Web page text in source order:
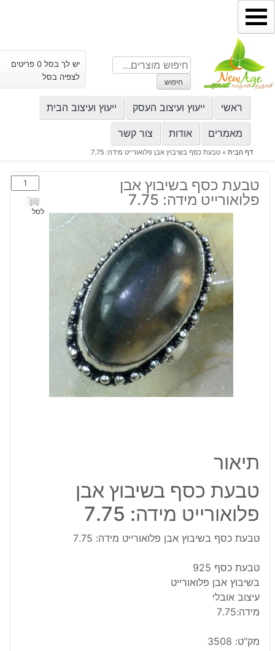
דילוג
לתוכן
חיפוש
עבור:
חיפוש
יש לך בסל 0 פריטים
לצפיה בסל
ראשי ייעוץ ועיצוב העסק ייעוץ ועיצוב הבית
מאמרים אודות צור קשר
דף הבית» טבעת כסף בשיבוץ אבן פלואורייט מידה: 7.75
טבעת כסף בשיבוץ אבן
פלואורייט מידה: 7.75
כמות
של
טבעת
לסל
תיאור
טבעת כסף בשיבוץ אבן
פלואורייט מידה: 7.75
טבעת כסף בשיבוץ אבן פלואורייט מידה: 7.75
טבעת כסף 925
בשיבוץ אבן פלואורייט
עיצוב אובלי
מידה:7.75
מק"ט: 3508